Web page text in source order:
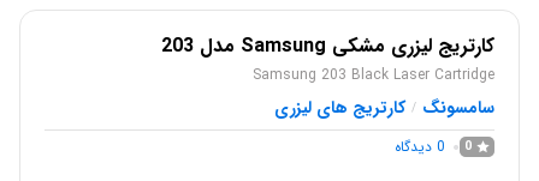
کارتریج لیزری مشکی Samsung مدل 203
Samsung 203 Black Laser Cartridge
سامسونگ / کارتریج های لیزری
0
0 دیدگاه